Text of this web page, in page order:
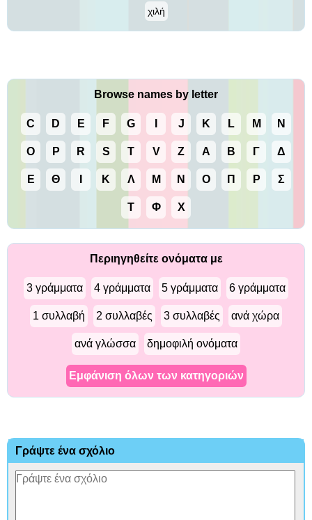
χιλή
Browse names by letter
C D E F G J K L M N
O P R S T V Z Α Β Γ Δ
Ε Θ Κ Λ Μ Ν Ο Π Ρ Σ
Τ Φ Χ
Περιηγηθείτε ονόματα με
3 γράμματα 4 γράμματα 5 γράμματα 6 γράμματα
1 συλλαβή 2 συλλαβές 3 συλλαβές ανά χώρα
ανά γλώσσα δημοφιλή ονόματα
Εμφάνιση όλων των κατηγοριών
Γράψτε ένα σχόλιο